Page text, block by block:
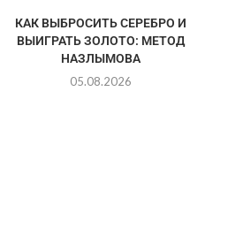
КАК ВЫБРОСИТЬ СЕРЕБРО И
ВЫИГРАТЬ ЗОЛОТО: МЕТОД
НАЗЛЫМОВА
05.08.2026